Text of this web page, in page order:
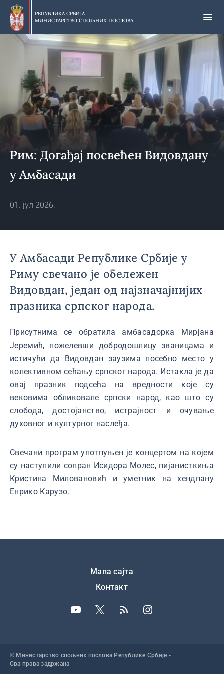
Прескочи
главни
део
садржаја
РЕПУБЛИКА СРБИЈА
МИНИСТАРСТВО СПОЉНИХ ПОСЛОВА
Рим: Догађај посвећен Видовдану
у Амбасади
01. јул 2026.
У Амбасади Републике Србије у
Риму свечано је обележен
Видовдан, један од најзначајнијих
празника српског народа.
Присутнима се обратила амбасадорка Мирјана
Јеремић, пожелевши добродошлицу званицама и
истичући да Видовдан заузима посебно место у
колективном сећању српског народа. Истакла је да
овај празник подсећа на вредности које су
вековима обликовале српски народ, као што су
слобода, достојанство, истрајност и очување
духовног и културног наслеђа.
Свечани програм употпуњен је концертом на којем
су наступили сопран Исидора Молес, пијанисткиња
Кристина Миловановић и уметник на хендпану
Енрико Карузо.
Мапа сајта
Контакт
© Министарство спољних послова Републике Србије -
Сва права задржана